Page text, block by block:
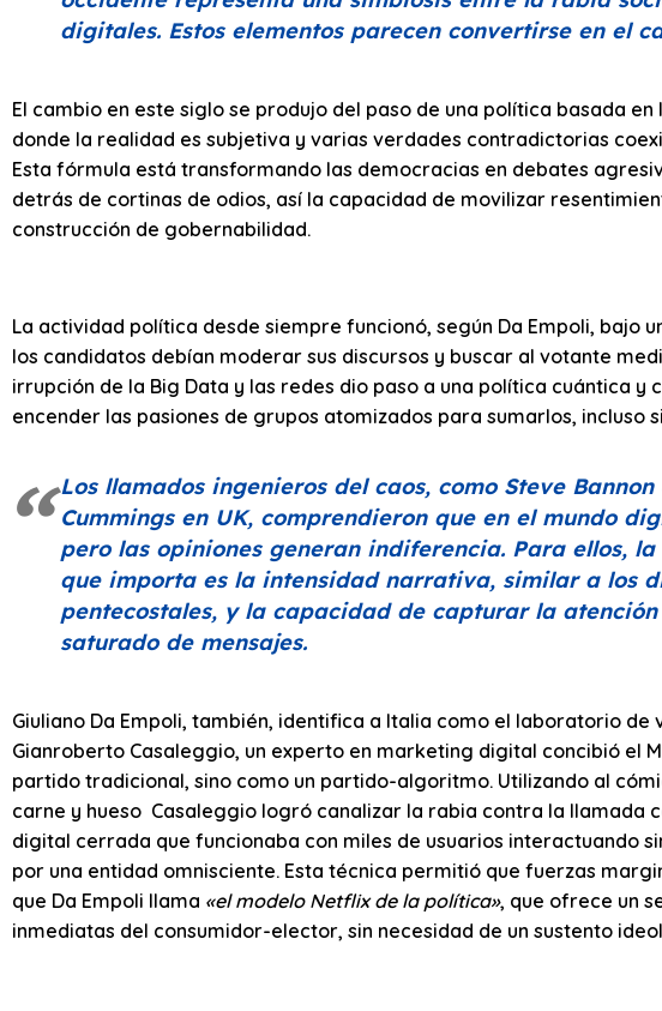
digitales. Estos elementos parecen convertirse en el
El cambio en este siglo se produjo del paso de una política basada
donde la realidad es subjetiva y varias verdades contradictorias
Esta fórmula está transformando las democracias en debates
detrás de cortinas de odios, así la capacidad de movilizar
construcción de gobernabilidad.
La actividad política desde siempre funcionó, según Da Empoli, bajo
los candidatos debían moderar sus discursos y buscar al votante
irrupción de la Big Data y las redes dio paso a una política cuántica y
encender las pasiones de grupos atomizados para sumarlos, incluso
Los llamados ingenieros del caos, como Steve Bannon
Cummings en UK, comprendieron que en el mundo
pero las opiniones generan indiferencia. Para ellos,
que importa es la intensidad narrativa, similar a los
pentecostales, y la capacidad de capturar la
saturado de mensajes.
Giuliano Da Empoli, también, identifica a Italia como el laboratorio de
Gianroberto Casaleggio, un experto en marketing digital concibió el
partido tradicional, sino como un partido-algoritmo. Utilizando al
carne y hueso Casaleggio logró canalizar la rabia contra la llamada
digital cerrada que funcionaba con miles de usuarios interactuando
por una entidad omnisciente. Esta técnica permitió que fuerzas
que Da Empoli llama «el modelo Netflix de la política», que ofrece un
inmediatas del consumidor-elector, sin necesidad de un sustento